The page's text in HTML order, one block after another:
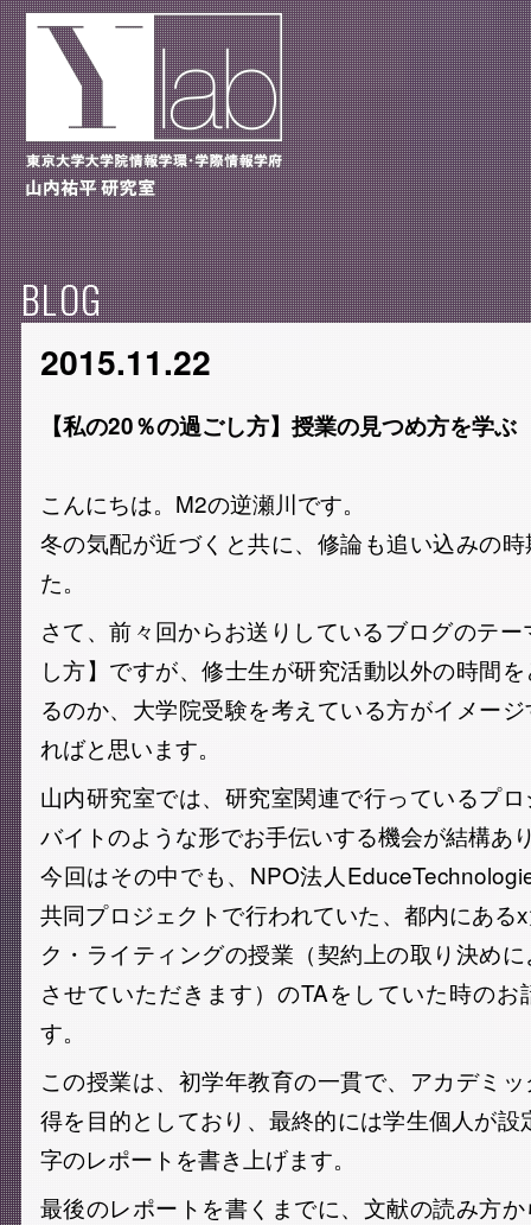
BLOG
2015.11.22
【私の20％の過ごし方】授業の見つめ方を学ぶ
こんにちは。M2の逆瀬川です。
冬の気配が近づくと共に、修論も追い込みの
た。
さて、前々回からお送りしているブログのテ
し方】ですが、修士生が研究活動以外の時間
るのか、大学院受験を考えている方がイメー
ればと思います。
山内研究室では、研究室関連で行っているプ
バイトのような形でお手伝いする機会が結構あ
今回はその中でも、NPO法人
共同プロジェクトで行われていた、都内にある
ク・ライティングの授業（契約上の取り決め
させていただきます）のTAをしていた時のお
す。
この授業は、初学年教育の一貫で、アカデミ
得を目的としており、最終的には学生個人が
字のレポートを書き上げます。
最後のレポートを書くまでに、文献の読み方